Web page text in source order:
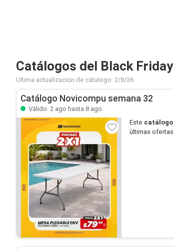
Catálogos del Black
Ultima actualización de cátalogo: 2/8/26
Catálogo Novicompu semana 32
Válido: 2 ago hasta 8 ago
Este catálogo
últimas